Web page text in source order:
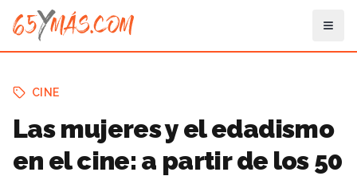
CINE
Las mujeres y el edadismo
en el cine: a partir de los 50